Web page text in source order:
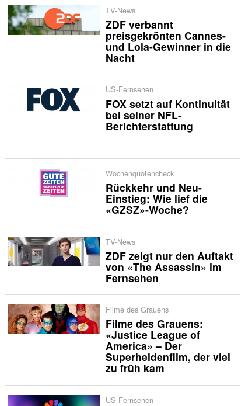
TV-News
ZDF verbannt
preisgekrönten Cannes-
und Lola-Gewinner in die
Nacht
US-Fernsehen
FOX setzt auf Kontinuität
bei seiner NFL-
Berichterstattung
Wochenquotencheck
Rückkehr und Neu-
Einstieg: Wie lief die
«GZSZ»-Woche?
TV-News
ZDF zeigt nur den Auftakt
von «The Assassin» im
Fernsehen
Filme des Grauens
Filme des Grauens:
«Justice League of
America» – Der
Superheldenfilm, der viel
zu früh kam
US-Fernsehen